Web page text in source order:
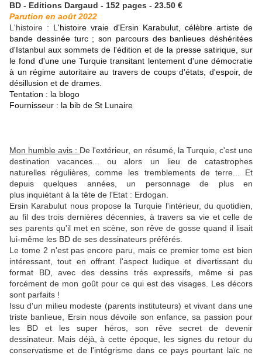
BD - Editions Dargaud - 152 pages - 23.50 €
Parution en août 2022
L'histoire : L'histoire vraie d'Ersin Karabulut, célèbre artiste de
bande dessinée turc ; son parcours des banlieues déshéritées
d'Istanbul aux sommets de l'édition et de la presse satirique, sur
le fond d'une une Turquie transitant lentement d'une démocratie
à un régime autoritaire au travers de coups d'états, d'espoir, de
désillusion et de drames.
Tentation : la blogo
Fournisseur : la bib de St Lunaire
Mon humble avis : De l'extérieur, en résumé, la Turquie, c'est une
destination vacances... ou alors un lieu de catastrophes
naturelles régulières, comme les tremblements de terre... Et
depuis quelques années, un personnage de plus en
plus inquiétant à la tête de l'Etat : Erdogan.
Ersin Karabulut nous propose la Turquie l'intérieur, du quotidien,
au fil des trois dernières décennies, à travers sa vie et celle de
ses parents qu'il met en scène, son rêve de gosse quand il lisait
lui-même les BD de ses dessinateurs préférés.
Le tome 2 n'est pas encore paru, mais ce premier tome est bien
intéressant, tout en offrant l'aspect ludique et divertissant du
format BD, avec des dessins très expressifs, même si pas
forcément de mon goût pour ce qui est des visages. Les décors
sont parfaits !
Issu d'un milieu modeste (parents instituteurs) et vivant dans une
triste banlieue, Ersin nous dévoile son enfance, sa passion pour
les BD et les super héros, son rêve secret de devenir
dessinateur. Mais déjà, à cette époque, les signes du retour du
conservatisme et de l'intégrisme dans ce pays pourtant laïc ne